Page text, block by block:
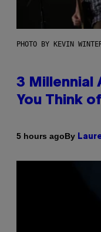
PHOTO BY KEVIN
3 Millennial
You Think
5 hours agoBy